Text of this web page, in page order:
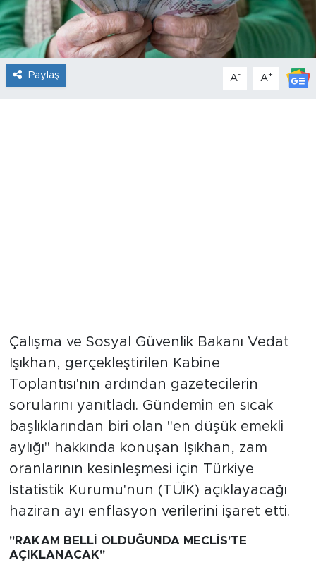
Paylaş A- A+
Çalışma ve Sosyal Güvenlik Bakanı Vedat
Işıkhan, gerçekleştirilen Kabine
Toplantısı'nın ardından gazetecilerin
sorularını yanıtladı. Gündemin en sıcak
başlıklarından biri olan "en düşük emekli
aylığı" hakkında konuşan Işıkhan, zam
oranlarının kesinleşmesi için Türkiye
İstatistik Kurumu'nun (TÜİK) açıklayacağı
haziran ayı enflasyon verilerini işaret etti.
"RAKAM BELLİ OLDUĞUNDA MECLİS'TE
AÇIKLANACAK"